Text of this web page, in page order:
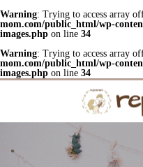
Warning: Trying to access array
mom.com/public_html/wp-
images.php on line 34
Warning: Trying to access array
mom.com/public_html/wp-
images.php on line 34